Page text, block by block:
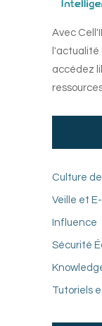
Avec
l'actualité
accédez
Culture de
Veille et
Influence
Sécurité
Tutoriels